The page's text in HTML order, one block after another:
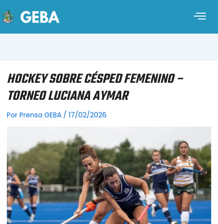
HOCKEY SOBRE CÉSPED FEMENINO –
TORNEO LUCIANA AYMAR
Por Prensa GEBA / 17/02/2026